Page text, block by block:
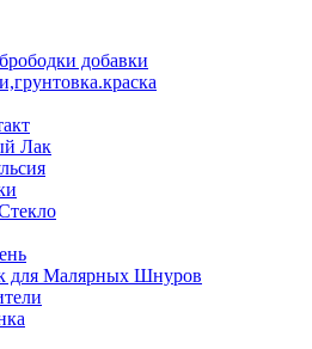
добавки
Лак
для Малярных Шнуров